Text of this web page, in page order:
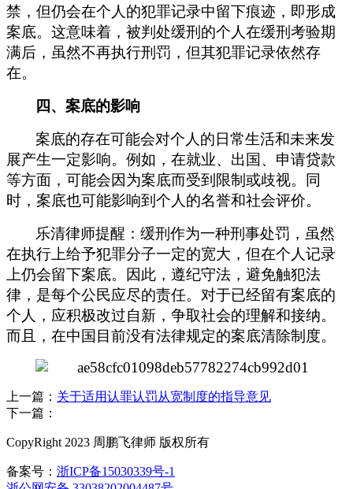
禁，但仍会在个人的犯罪记录中留下痕迹，即形成
案底。这意味着，被判处缓刑的个人在缓刑考验期
满后，虽然不再执行刑罚，但其犯罪记录依然存
在。
四、 案底的影响
案底的存在可能会对个人的日常生活和未来发
展产生一定影响。例如，在就业、出国、申请贷款
等方面，可能会因为案底而受到限制或歧视。同
时，案底也可能影响到个人的名誉和社会评价。
乐清律师提醒：缓刑作为一种刑事处罚，虽然
在执行上给予犯罪分子一定的宽大，但在个人记录
上仍会留下案底。因此，遵纪守法，避免触犯法
律，是每个公民应尽的责任。对于已经留有案底的
个人，应积极改过自新，争取社会的理解和接纳。
而且， 在中国目前没有法律规定的案底清除制度。
上一篇： 关于适用认罪认罚从宽制度的指导意见
下一篇：
CopyRight 2023 周鹏飞律师 版权所有
备案号： 浙ICP备15030339号-1